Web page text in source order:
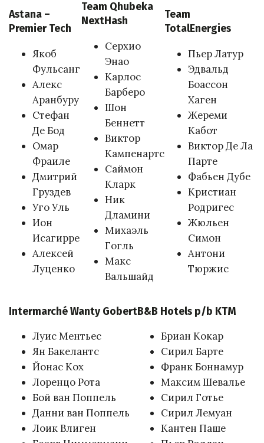
Astana –
Premier Tech
Якоб
Фульсанг
Алекс
Аранбуру
Стефан
Де Бод
Омар
Фраиле
Дмитрий
Груздев
Уго Уль
Ион
Исагирре
Алексей
Луценко
Team Qhubeka
NextHash
Серхио
Энао
Карлос
Барберо
Шон
Беннетт
Виктор
Кампенартс
Саймон
Кларк
Ник
Дламини
Михаэль
Гогль
Макс
Вальшайд
Team
TotalEnergies
Пьер Латур
Эдвальд
Боассон
Хаген
Жереми
Кабот
Виктор Де Ла
Парте
Фабьен Дубе
Кристиан
Родригес
Жюльен
Симон
Антони
Тюржис
Intermarché Wanty Gobert
Луис Ментьес
Ян Бакелантс
Йонас Кох
Лоренцо Рота
Бой ван Поппель
Данни ван Поппель
Лоик Влиген
B&B Hotels p/b KTM
Бриан Кокар
Сирил Барте
Франк Боннамур
Максим Шевалье
Сирил Готье
Сирил Лемуан
Кантен Паше